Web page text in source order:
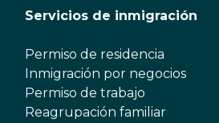
Servicios de inmigración
Permiso de residencia
Inmigración por negocios
Permiso de trabajo
Reagrupación familiar